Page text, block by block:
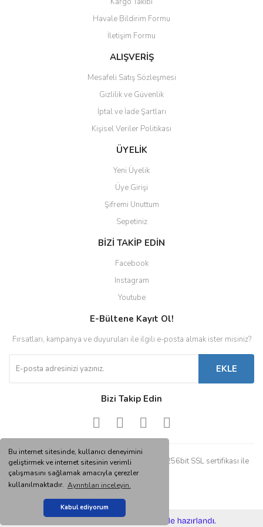
Bu internet sitesinde, kullanıcı deneyimini
geliştirmek ve internet sitesinin verimli
çalışmasını sağlamak amacıyla çerezler
kullanılmaktadır. Ayrıntıları inceleyin.
Kabul ediyorum
Havale Bildirim Formu
İletişim Formu
ALIŞVERİŞ
Mesafeli Satış Sözleşmesi
Gizlilik ve Güvenlik
İptal ve İade Şartları
Kişisel Veriler Politikası
ÜYELİK
Yeni Üyelik
Üye Girişi
Şifremi Unuttum
Sepetiniz
BİZİ TAKİP EDİN
Facebook
Instagram
Youtube
E-Bültene Kayıt Ol!
Fırsatları, kampanya ve duyuruları ile ilgili e-posta almak ister misiniz?
EKLE
Bizi Takip Edin
© Tüm hakları saklıdır. Kredi kartı bilgileriniz 256bit SSL sertifikası ile
korunmaktadır.
e-